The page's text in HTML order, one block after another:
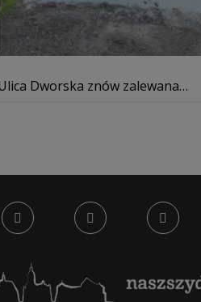
Dworska znów zalewana…